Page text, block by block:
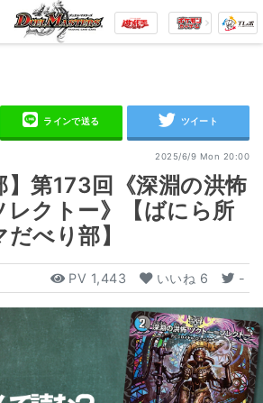
2025/6/9 Mon 20:00
】第173回《深淵の洪怖
レクトー》【ばにら所
べり部】
PV 1,443 いいね 6 -